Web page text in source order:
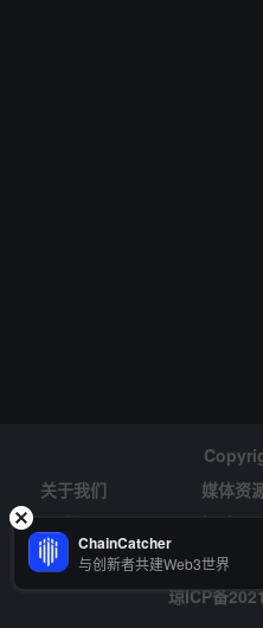
关于我们
媒体资
风险提示
招聘
琼ICP备
ChainCatcher
与创新者共建Web3世界